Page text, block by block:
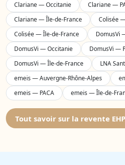
Clariane — Occitanie
Clariane —
Clariane — Île-de-France
Colisée
Colisée — Île-de-France
DomusVi
DomusVi — Occitanie
DomusVi —
DomusVi — Île-de-France
LNA
emeis — Auvergne-Rhône-Alpes
emeis — PACA
emeis — Île-de-
Tout savoir sur la revente